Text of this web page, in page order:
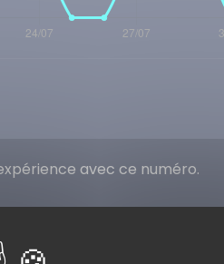
avec ce numéro.